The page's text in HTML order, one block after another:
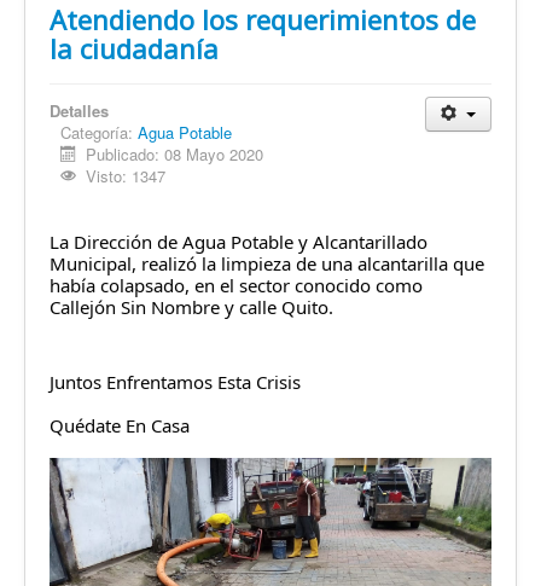
Atendiendo los requerimientos de
la ciudadanía
Detalles
Categoría: Agua Potable
Publicado: 08 Mayo 2020
Visto: 1347
La Dirección de Agua Potable y Alcantarillado
Municipal, realizó la limpieza de una alcantarilla que
había colapsado, en el sector conocido como
Callejón Sin Nombre y calle Quito.
Juntos Enfrentamos Esta Crisis
Quédate En Casa